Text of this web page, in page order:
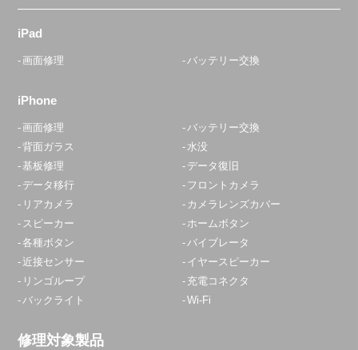
iPad
画面修理 バッテリー交換
iPhone
画面修理
バッテリー交換
背面ガラス
水没
基板修理
データ復旧
データ移行
フロントカメラ
リアカメラ
カメラレンズカバー
スピーカー
ホームボタン
各種ボタン
バイブレータ
近接センサー
イヤースピーカー
リンゴループ
充電コネクタ
バックライト
Wi-Fi
修理対象製品